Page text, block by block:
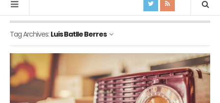
Tag Archives: Luis Batlle Berres